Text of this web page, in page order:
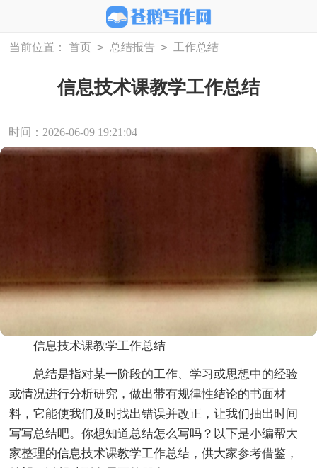
当前位置： 首页 > 总结报告 > 工作总结
信息技术课教学工作总结
时间：2026-06-09 19:21:04
信息技术课教学工作总结
总结是指对某一阶段的工作、学习或思想中的经验
或情况进行分析研究，做出带有规律性结论的书面材
料，它能使我们及时找出错误并改正，让我们抽出时间
写写总结吧。你想知道总结怎么写吗？以下是小编帮大
家整理的信息技术课教学工作总结，供大家参考借鉴，